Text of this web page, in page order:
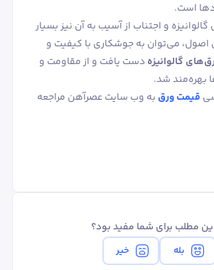
است.
و اجتناب از آسیب به آن نیز بسیار
اصول، می‌توان به جوشکاری با کیفیت و
گالوانیزهدست یافت و از مقاومت و
بهره‌مند شد.
قیمت ورق به وب سایت عصرآهن مراجعه
این مطلب برای شما مفید بود؟
بله خیر